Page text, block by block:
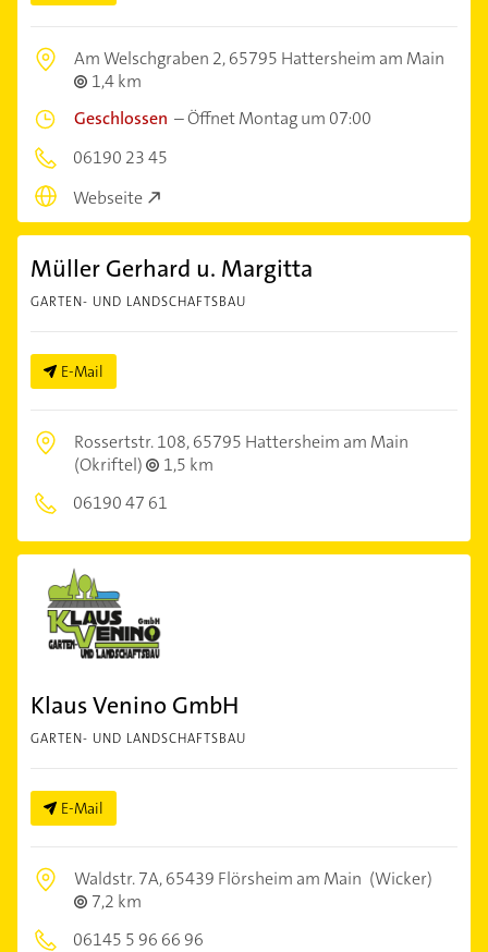
Am Welschgraben 2,65795 Hattersheim am Main
1,4 km
Geschlossen –Öffnet Montag um 07:00
06190 23 45
Webseite
Müller Gerhard u. Margitta
GARTEN- UND LANDSCHAFTSBAU
E-Mail
Rossertstr. 108,65795 Hattersheim am Main
(Okriftel)
1,5 km
06190 47 61
Klaus Venino GmbH
GARTEN- UND LANDSCHAFTSBAU
E-Mail
Waldstr. 7A,65439 Flörsheim am Main (Wicker)
7,2 km
06145 5 96 66 96